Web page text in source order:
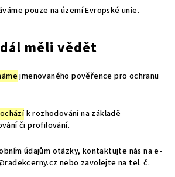
pouze na území Evropské unie.
měli vědět
jmenovaného pověřence pro ochranu
k rozhodování na základě
či profilování.
údajům otázky, kontaktujte nás na e-
nebo zavolejte na tel. č.